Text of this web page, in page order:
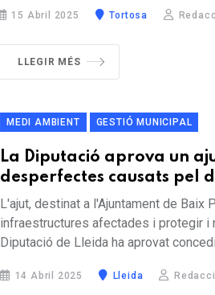
15 Abril 2025 Tortosa
LLEGIR MÉS
MEDI AMBIENT GESTIÓ MUNICIPAL
La Diputació aprova un
desperfectes causats pel
L'ajut, destinat a l'Ajuntament de
infraestructures afectades i protegir i
Diputació de Lleida ha aprovat
14 Abril 2025 Lleida